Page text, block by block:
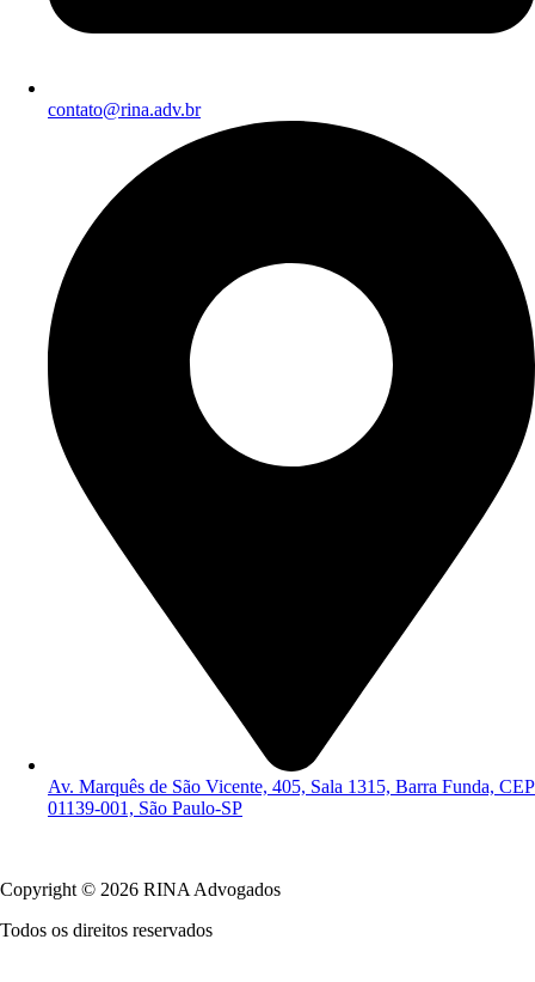
contato@rina.adv.br
Av. Marquês de São Vicente, 405, Sala 1315, Barra Funda, CEP
01139-001, São Paulo-SP
Copyright © 2026 RINA Advogados
Todos os direitos reservados